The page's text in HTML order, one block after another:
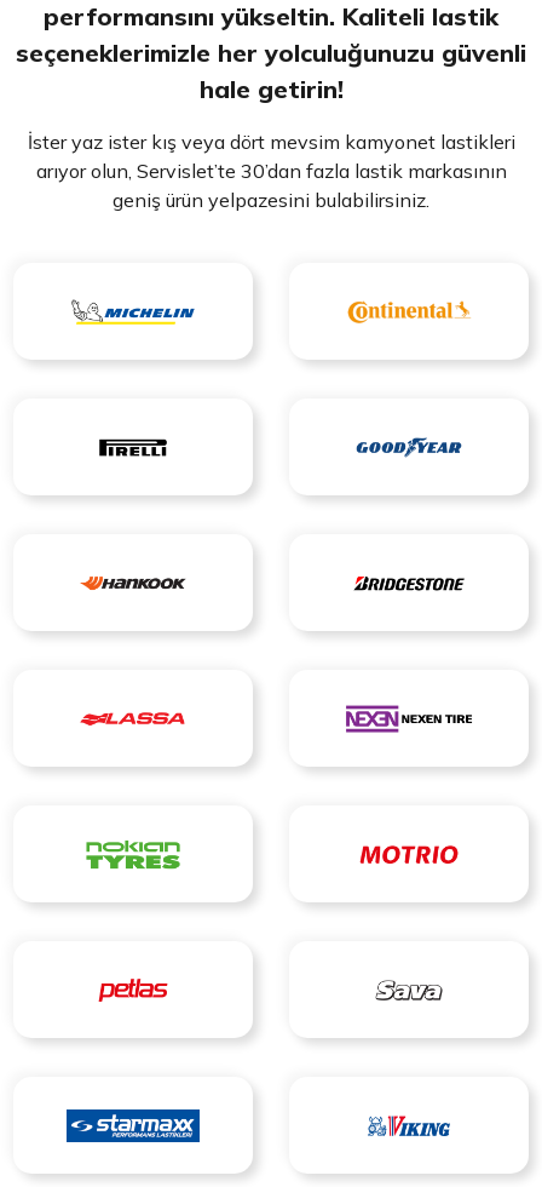
performansını yükseltin. Kaliteli lastik
seçeneklerimizle her yolculuğunuzu güvenli
hale getirin!
İster yaz ister kış veya dört mevsim kamyonet lastikleri
arıyor olun, Servislet’te 30’dan fazla lastik markasının
geniş ürün yelpazesini bulabilirsiniz.